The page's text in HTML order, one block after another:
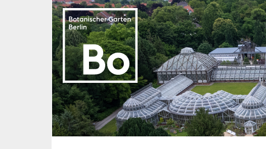
Direkt zum Inhalt